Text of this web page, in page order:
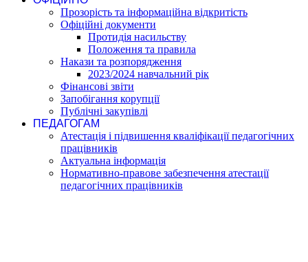
Прозорість та інформаційна відкритість
Офіційні документи
Протидія насильству
Положення та правила
Накази та розпорядження
2023/2024 навчальний рік
Фінансові звіти
Запобігання корупції
Публічні закупівлі
ПЕДАГОГАМ
Атестація і підвишення кваліфікації педагогічних
працівників
Актуальна інформація
Нормативно-правове забезпечення атестації
педагогічних працівників